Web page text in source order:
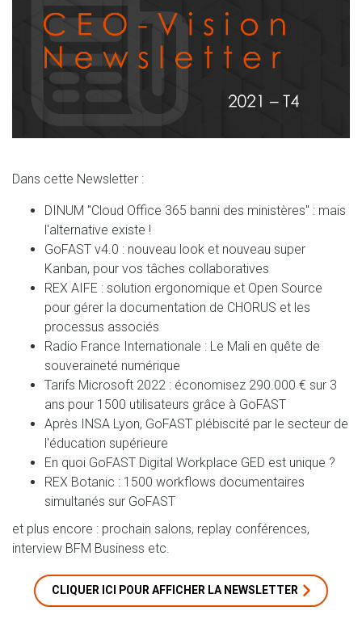
Dans cette Newsletter :
DINUM "Cloud Office 365 banni des ministères" : mais
l'alternative existe !
GoFAST v4.0 : nouveau look et nouveau super
Kanban, pour vos tâches collaboratives
REX AIFE : solution ergonomique et Open Source
pour gérer la documentation de CHORUS et les
processus associés
Radio France Internationale : Le Mali en quête de
souveraineté numérique
Tarifs Microsoft 2022 : économisez 290.000 € sur 3
ans pour 1500 utilisateurs grâce à GoFAST
Après INSA Lyon, GoFAST plébiscité par le secteur de
l'éducation supérieure
En quoi GoFAST Digital Workplace GED est unique ?
REX Botanic : 1500 workflows documentaires
simultanés sur GoFAST
et plus encore : prochain salons, replay conférences,
interview BFM Business etc.
CLIQUER ICI POUR AFFICHER LA NEWSLETTER